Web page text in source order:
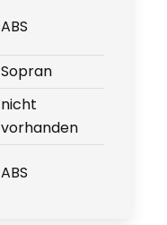
ABS
Sopran
nicht
vorhanden
ABS